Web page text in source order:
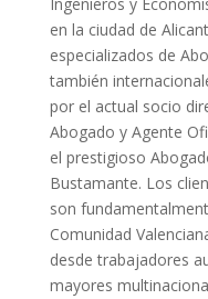
en la ciudad de
especializados de
también
por el actual socio
Abogado y Agente
el prestigioso
Bustamante. Los
son
Comunidad
desde trabajadores
mayores